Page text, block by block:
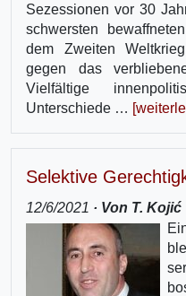
Sezessionen vor 30
schwersten
dem Zweiten
gegen das
Vielfältige
Unterschiede …
Selektive
12/6/2021 · Von T. Kojić